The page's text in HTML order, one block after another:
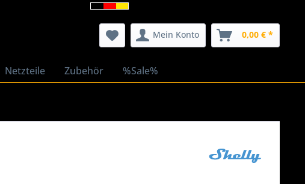
Mein Konto 0,00 € *
Netzteile Zubehör %Sale%